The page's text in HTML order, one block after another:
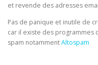
et revende des adresses
Pas de panique et inutile de
car il existe des programmes
spam notammentAltospam